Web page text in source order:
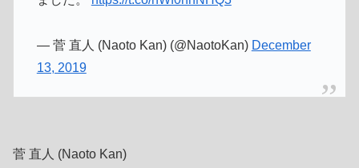
— 菅 直人 (Naoto Kan) (@NaotoKan) December
13, 2019
菅 直人 (Naoto Kan)